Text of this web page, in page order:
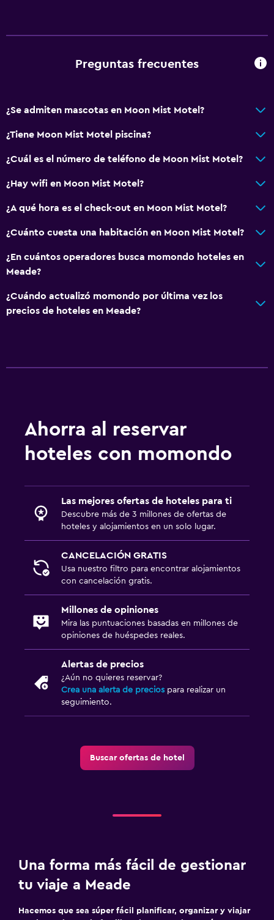
Mascotas permitidas bajo consulta (pueden aplicar cargos
Almohada sin plumas
Habitación
Despertador
TV
Zona de trabajo
Fax/fotocopiadora
Escritorio
Alfombrado
Zona de estar
Cámaras CCTV en el exterior
Limpieza diaria
Servicios y facilidades
Recepción 24 horas
Estacionamiento y transporte
Aire libre
Preguntas frecuentes
¿Se admiten mascotas en Moon Mist Motel?
¿Tiene Moon Mist Motel piscina?
¿Cuál es el número de teléfono de Moon Mist Motel?
¿Hay wifi en Moon Mist Motel?
¿A qué hora es el check-out en Moon Mist Motel?
¿Cuánto cuesta una habitación en Moon Mist Motel?
¿En cuántos operadores busca momondo hoteles en
Meade?
¿Cuándo actualizó momondo por última vez los
precios de hoteles en Meade?
Ahorra al reservar
hoteles con momondo
Las mejores ofertas de hoteles para ti
Descubre más de 3 millones de ofertas de
hoteles y alojamientos en un solo lugar.
CANCELACIÓN GRATIS
Usa nuestro filtro para encontrar alojamientos
con cancelación gratis.
Millones de opiniones
Mira las puntuaciones basadas en millones de
opiniones de huéspedes reales.
Alertas de precios
¿Aún no quieres reservar?
Crea una alerta de precios para realizar un
seguimiento.
Buscar ofertas de hotel
Una forma más fácil de gestionar
tu viaje a Meade
Hacemos que sea súper fácil planificar, organizar y viajar